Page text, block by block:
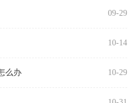
09-29
10-14
么办 10-29